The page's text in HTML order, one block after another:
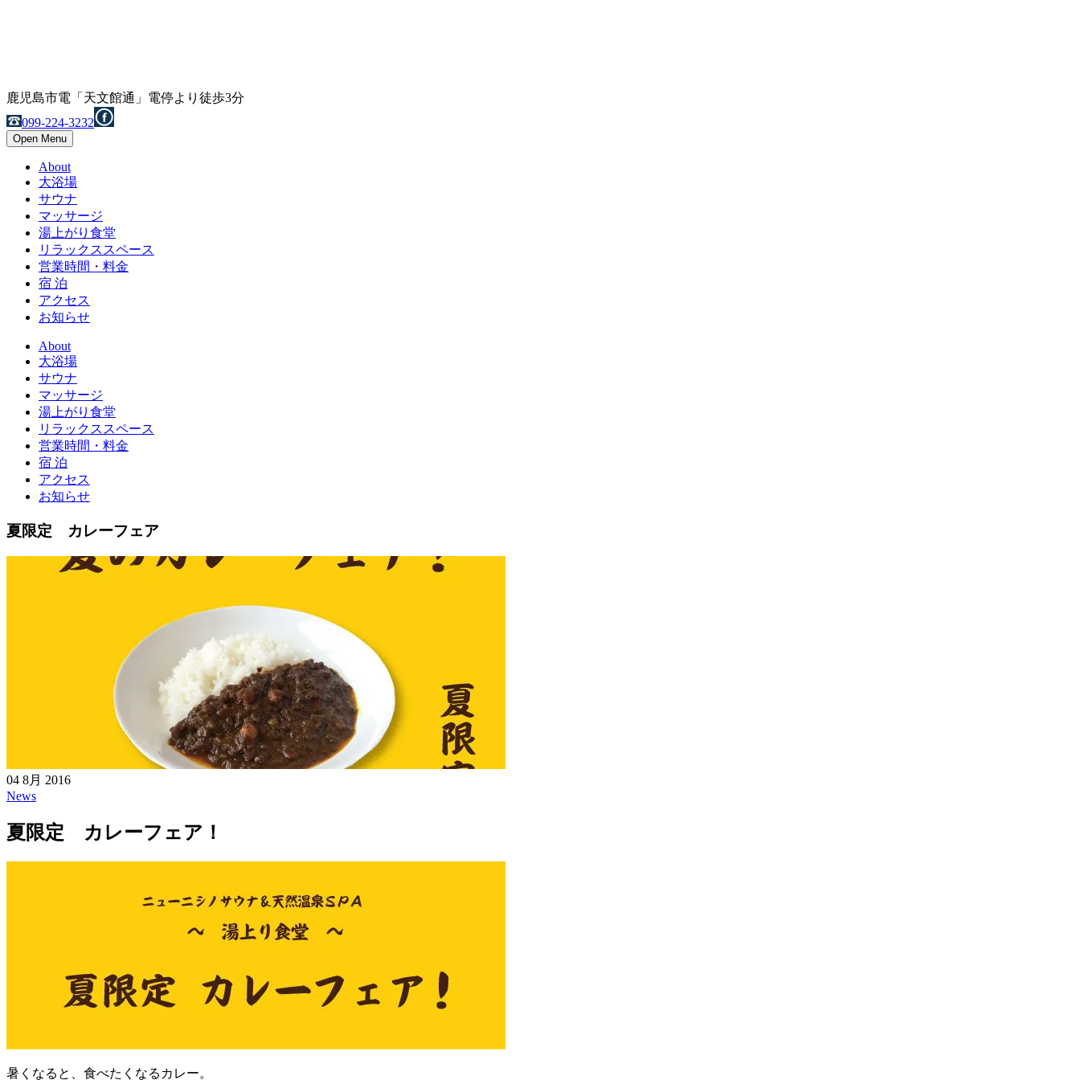
鹿児島市電「天文館通」電停より徒歩3分
099-224-3232
Open Menu
About
大浴場
サウナ
マッサージ
湯上がり食堂
リラックススペース
営業時間・料金
宿 泊
アクセス
お知らせ
About
大浴場
サウナ
マッサージ
湯上がり食堂
リラックススペース
営業時間・料金
宿 泊
アクセス
お知らせ
夏限定 カレーフェア
04 8月 2016
News
夏限定 カレーフェア！
暑くなると、食べたくなるカレー。